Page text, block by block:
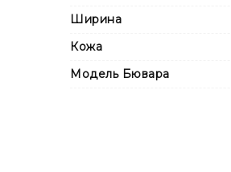
Ширина
Кожа
Модель Бювара